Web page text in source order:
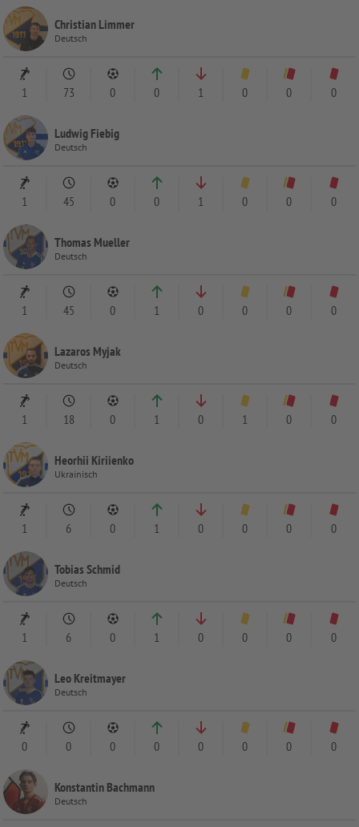
Christian Limmer
Deutsch
1 73 0 0 1 0 0 0
Ludwig Fiebig
Deutsch
1 45 0 0 1 0 0 0
Thomas Mueller
Deutsch
1 45 0 1 0 0 0 0
Lazaros Myjak
Deutsch
1 18 0 1 0 1 0 0
Heorhii Kiriienko
Ukrainisch
1 6 0 1 0 0 0 0
Tobias Schmid
Deutsch
1 6 0 1 0 0 0 0
Leo Kreitmayer
Deutsch
0 0 0 0 0 0 0 0
Konstantin Bachmann
Deutsch